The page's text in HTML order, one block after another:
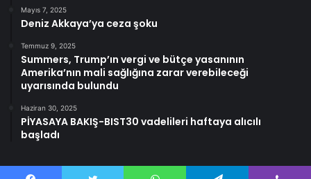
Mayıs 7, 2025
Deniz Akkaya’ya ceza şoku
Temmuz 9, 2025
Summers, Trump’ın vergi ve bütçe yasanının
Amerika’nın mali sağlığına zarar verebileceği
uyarısında bulundu
Haziran 30, 2025
PİYASAYA BAKIŞ-BIST30 vadelileri haftaya alıcılı
başladı